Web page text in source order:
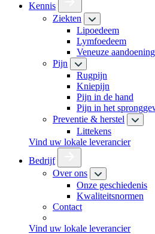
Kennis
Ziekten
Lipoedeem
Lymfoedeem
Veneuze
Pijn
Rugpijn
Kniepijn
Pijn in de hand
Pijn in het
Preventie & herstel
Littekens
Vind uw lokale leverancier
Bedrijf
Over ons
Onze geschiedenis
Kwaliteitsnormen
Contact
Vind uw lokale leverancier